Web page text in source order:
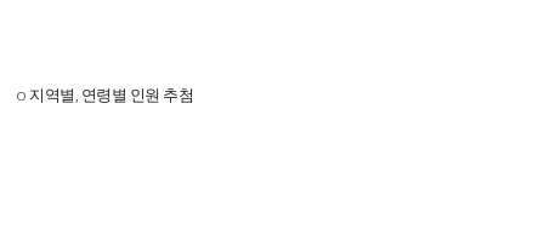
o 지역별, 연령별 인원 추첨